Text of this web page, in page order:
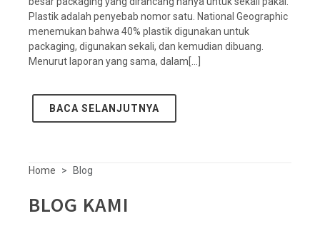
Plastik adalah penyebab nomor satu. National Geographic
menemukan bahwa 40% plastik digunakan untuk
packaging, digunakan sekali, dan kemudian dibuang.
Menurut laporan yang sama, dalam[...]
BACA SELANJUTNYA
Home Blog
BLOG KAMI